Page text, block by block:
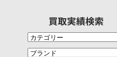
買取実績検索